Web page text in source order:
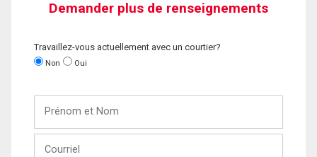
Demander plus de renseignements
Travaillez-vous actuellement avec un courtier?
Non Oui
Nom